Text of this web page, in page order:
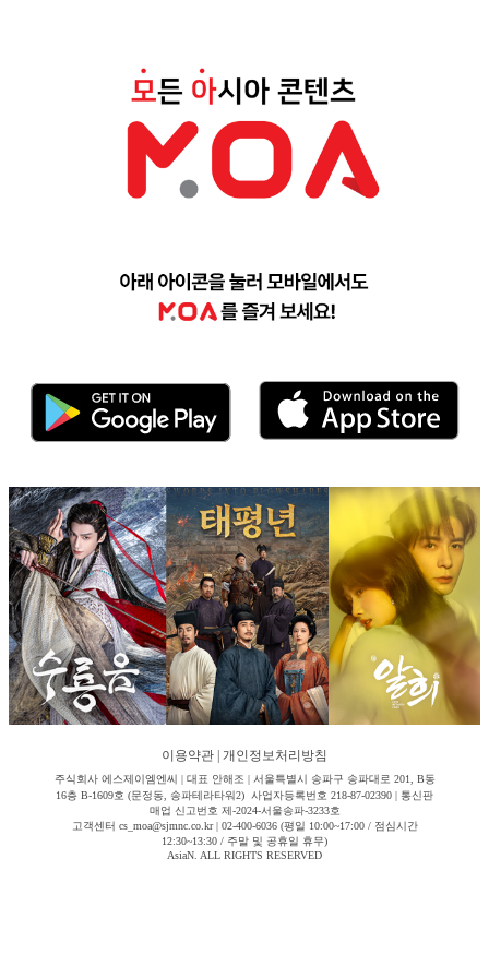
이용약관 개인정보처리방침
주식회사 에스제이엠엔씨 | 대표 안해조 | 서울특별시 송파구 송파대로 201, B동
16층 B-1609호 (문정동, 송파테라타워2) 사업자등록번호 218-87-02390 | 통신판
매업 신고번호 제-2024-서울송파-3233호
고객센터 cs_moa@sjmnc.co.kr | 02-400-6036 (평일 10:00~17:00 / 점심시간
12:30~13:30 / 주말 및 공휴일 휴무)
AsiaN. ALL RIGHTS RESERVED